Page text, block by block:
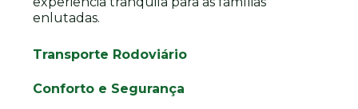
enlutadas.
Transporte Rodoviário
Conforto e Segurança